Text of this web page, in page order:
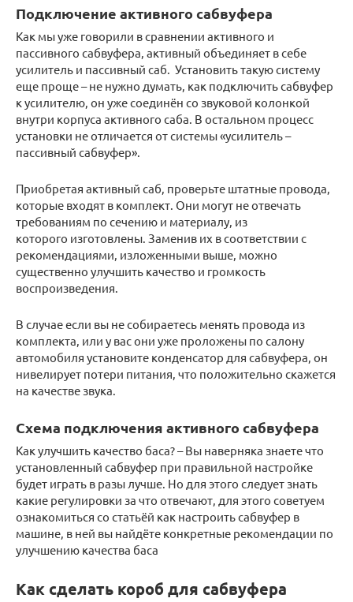
Подключение активного сабвуфера
Как мы уже говорили в сравнении активного и
пассивного сабвуфера, активный объединяет в себе
усилитель и пассивный саб. Установить такую систему
еще проще – не нужно думать, как подключить сабвуфер
к усилителю, он уже соединён со звуковой колонкой
внутри корпуса активного саба. В остальном процесс
установки не отличается от системы «усилитель –
пассивный сабвуфер».
Приобретая активный саб, проверьте штатные провода,
которые входят в комплект. Они могут не отвечать
требованиям по сечению и материалу, из
которого изготовлены. Заменив их в соответствии с
рекомендациями, изложенными выше, можно
существенно улучшить качество и громкость
воспроизведения.
В случае если вы не собираетесь менять провода из
комплекта, или у вас они уже проложены по салону
автомобиля установите конденсатор для сабвуфера, он
нивелирует потери питания, что положительно скажется
на качестве звука.
Схема подключения активного сабвуфера
Как улучшить качество баса? – Вы наверняка знаете что
установленный сабвуфер при правильной настройке
будет играть в разы лучше. Но для этого следует знать
какие регулировки за что отвечают, для этого советуем
ознакомиться со статьёй как настроить сабвуфер в
машине, в ней вы найдёте конкретные рекомендации по
улучшению качества баса
Как сделать короб для сабвуфера